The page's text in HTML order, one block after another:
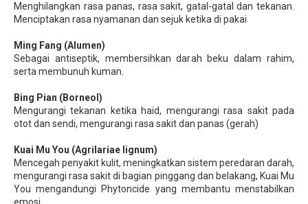
Menghilangkan rasa panas, rasa sakit, gatal-gatal dan tekanan.
Menciptakan rasa nyamanan dan sejuk ketika di pakai
Ming Fang (Alumen)
Sebagai antiseptik, membersihkan darah beku dalam rahim,
serta membunuh kuman.
Bing Pian (Borneol)
Mengurangi tekanan ketika haid, mengurangi rasa sakit pada
otot dan sendi, mengurangi rasa sakit dan panas (gerah)
Kuai Mu You (Agrilariae lignum)
Mencegah penyakit kulit, meningkatkan sistem peredaran darah,
mengurangi rasa sakit di bagian pinggang dan belakang, Kuai Mu
You mengandungi Phytoncide yang membantu menstabilkan